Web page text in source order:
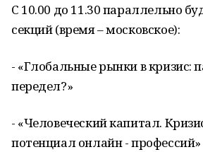
С 10.00 до 11.30 параллельно
секций (время – московское):
- «Глобальные рынки в кризис:
передел?»
- «Человеческий капитал.
потенциал онлайн - профессий»